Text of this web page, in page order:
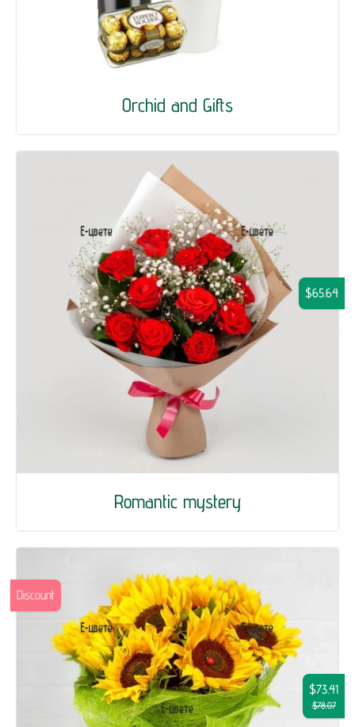
Orchid and Gifts
Romantic mystery
$65.64
$73.41
$78.07
Discount